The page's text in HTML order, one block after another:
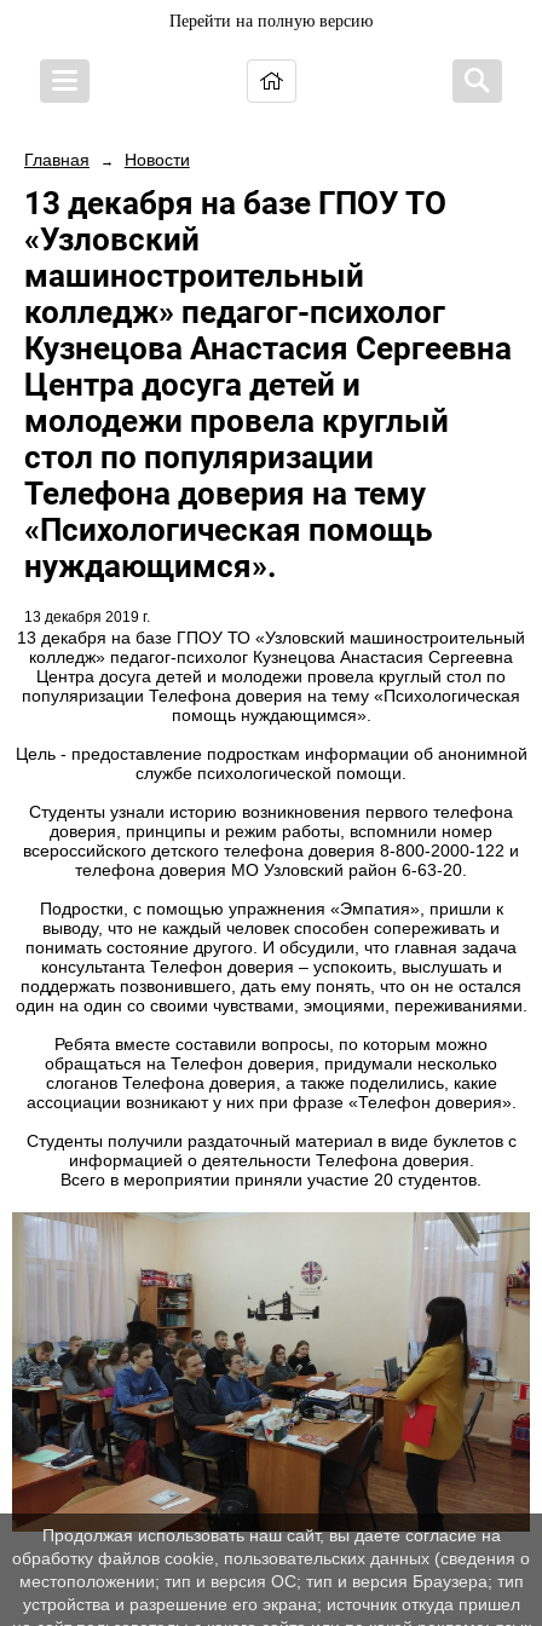
Перейти на полную версию
Главная → Новости
13 декабря на базе ГПОУ ТО
«Узловский
машиностроительный
колледж» педагог-психолог
Кузнецова Анастасия Сергеевна
Центра досуга детей и
молодежи провела круглый
стол по популяризации
Телефона доверия на тему
«Психологическая помощь
нуждающимся».
13 декабря 2019 г.
13 декабря на базе ГПОУ ТО «Узловский машиностроительный
колледж» педагог-психолог Кузнецова Анастасия Сергеевна
Центра досуга детей и молодежи провела круглый стол по
популяризации Телефона доверия на тему «Психологическая
помощь нуждающимся».
Цель - предоставление подросткам информации об анонимной
службе психологической помощи.
Студенты узнали историю возникновения первого телефона
доверия, принципы и режим работы, вспомнили номер
всероссийского детского телефона доверия 8-800-2000-122 и
телефона доверия МО Узловский район 6-63-20.
Подростки, с помощью упражнения «Эмпатия», пришли к
выводу, что не каждый человек способен сопереживать и
понимать состояние другого. И обсудили, что главная задача
консультанта Телефон доверия – успокоить, выслушать и
поддержать позвонившего, дать ему понять, что он не остался
один на один со своими чувствами, эмоциями, переживаниями.
Ребята вместе составили вопросы, по которым можно
обращаться на Телефон доверия, придумали несколько
слоганов Телефона доверия, а также поделились, какие
ассоциации возникают у них при фразе «Телефон доверия».
Студенты получили раздаточный материал в виде буклетов с
информацией о деятельности Телефона доверия.
Всего в мероприятии приняли участие 20 студентов.
Продолжая использовать наш сайт, вы даете согласие на
обработку файлов cookie, пользовательских данных (сведения о
местоположении; тип и версия ОС; тип и версия Браузера; тип
устройства и разрешение его экрана; источник откуда пришел